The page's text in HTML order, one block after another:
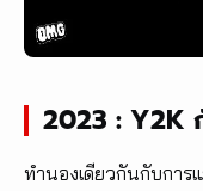
2023 : Y2K
ทำนองเดียวกันกับการ